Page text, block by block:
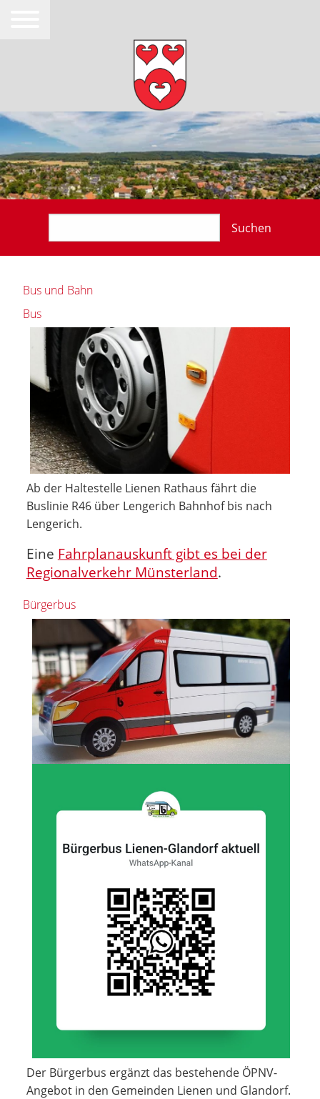
Suchen
Bus und Bahn
Bus
Ab der Haltestelle Lienen Rathaus fährt die
Buslinie R46 über Lengerich Bahnhof bis nach
Lengerich.
Eine Fahrplanauskunft gibt es bei der
Regionalverkehr Münsterland.
Bürgerbus
Der Bürgerbus ergänzt das bestehende ÖPNV-
Angebot in den Gemeinden Lienen und Glandorf.